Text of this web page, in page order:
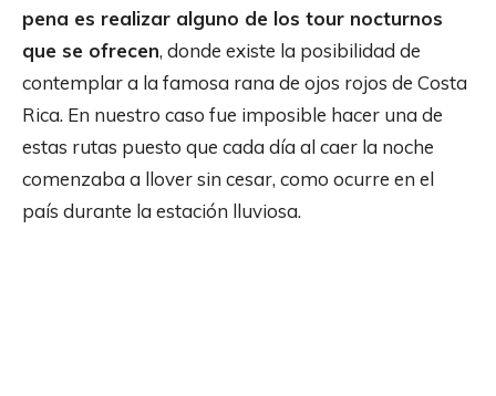
pena es realizar alguno de los tour nocturnos
que se ofrecen, donde existe la posibilidad de
contemplar a la famosa rana de ojos rojos de Costa
Rica. En nuestro caso fue imposible hacer una de
estas rutas puesto que cada día al caer la noche
comenzaba a llover sin cesar, como ocurre en el
país durante la estación lluviosa.